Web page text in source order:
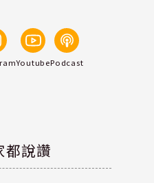
YoutubePodcast
都說讚